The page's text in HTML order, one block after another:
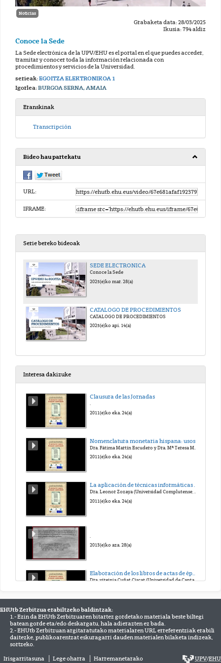
Noticias
Grabaketa data: 28/03/2025
Ikusia: 794 aldiz
Conoce la Sede
La Sede electrónica de la UPV/EHU es el portal en el que puedes acceder,
tramitar y conocer toda la información relacionada con
procedimientos y servicios de la Universidad.
serieak:EGOITZA ELEKTRONIKOA 1
Igorlea:BURGOA SERNA, AMAIA
Eranskinak
Transcripción
Bideo hau partekatu
URL:
IFRAME:
Serie bereko bideoak
SEDE ELECTRONICA
Conoce la Sede
2025(e)ko mar. 28(a)
CATALOGO DE PROCEDIMIENTOS
CATALOGO DE PROCEDIMIENTOS
2025(e)ko api. 14(a)
Interesa dakizuke
Clausura de las Jornadas
.
2011(e)ko eka. 24(a)
Dra. Fátima Martín Escudero y Dra. Mª Teresa Muñoz Serrulla (Universidad Complutense, Madrid)
2011(e)ko eka. 24(a)
La aplicación de técnicas informáticas con fines docentes para un manual de Paleografía.
Dra. Leonor Zozaya (Universidad Complutense, Madrid)
2011(e)ko eka. 24(a)
2013(e)ko aza. 28(a)
Elaboración de los libros de actas de época monderna. Los libros de acuerdos de Santander.
Dra. virginia Cuñat Císcar (Universidad de Cantabría)
.
2015(e)ko urr. 30(a)
EHUtb Zerbitzua erabiltzeko baldintzak:
1.- Ezin da EHUtb Zerbitzuaren bitartez gordetako materiala beste biltegi
batean gorde eta/edo deskargatu, hala adierazten ez bada.
2.- EHUtb Zerbitzuan argitaratutako materialaren URL erreferentziak erabili
daitezke, publikoarentzat eskuragarri dauden materialen bilaketa indizeak,
sortzeko.
Irisgarritasuna Lege oharra Harremanetarako UPV/EHU